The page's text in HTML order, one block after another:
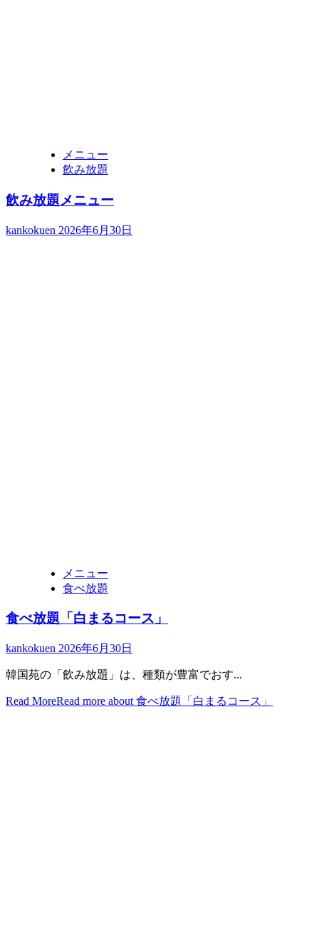
メニュー
飲み放題
飲み放題メニュー
kankokuen 2026年6月30日
メニュー
食べ放題
食べ放題「白まるコース」
kankokuen 2026年6月30日
韓国苑の「飲み放題」は、種類が豊富でおす...
Read MoreRead more about 食べ放題「白まるコース」